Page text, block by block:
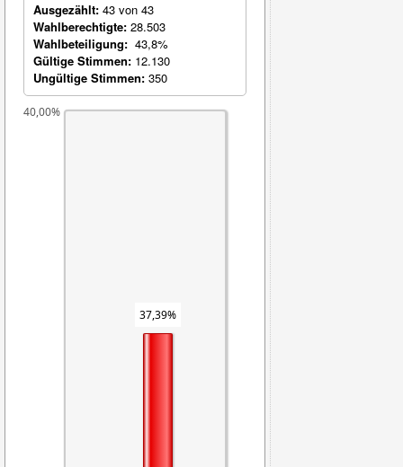
Ausgezählt: 43 von 43
Wahlberechtigte: 28.503
Wahlbeteiligung: 43,8%
Gültige Stimmen: 12.130
Ungültige Stimmen: 350
40,00%
37,39%